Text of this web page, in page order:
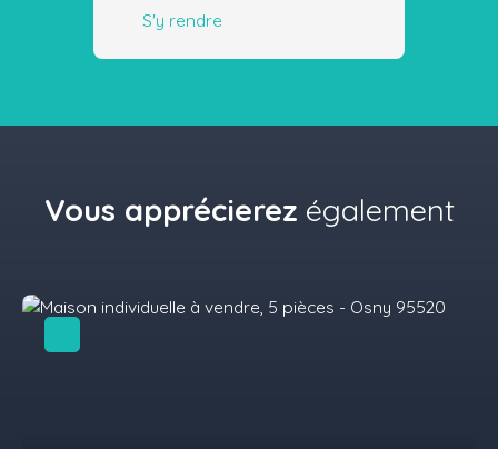
S'y rendre
Vous apprécierez également